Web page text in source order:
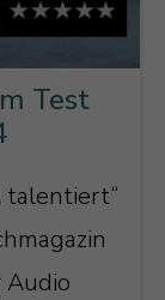
Test
talentiert“
Audio